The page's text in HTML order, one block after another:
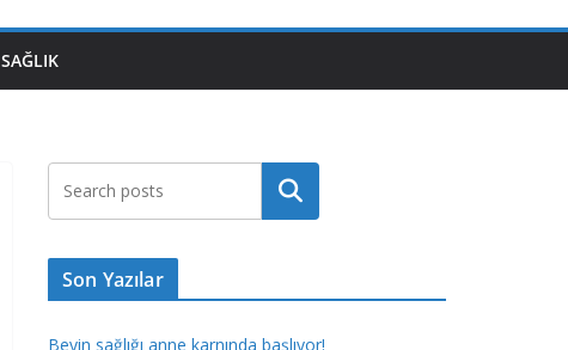
SAĞLIK
Ara
Son Yazılar
Beyin sağlığı anne karnında başlıyor!